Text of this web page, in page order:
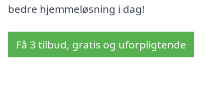
bedre hjemmeløsning i dag!
Få 3 tilbud, gratis og uforpligtende